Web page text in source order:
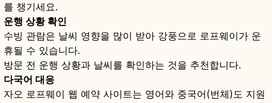
를 챙기세요.
운행 상황 확인
수빙 관람은 날씨 영향을 많이 받아 강풍으로 로프웨이가 운
휴될 수 있습니다.
방문 전 운행 상황과 날씨를 확인하는 것을 추천합니다.
다국어 대응
자오 로프웨이 웹 예약 사이트는 영어와 중국어(번체)도 지원